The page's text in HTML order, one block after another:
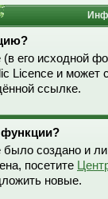
его исходной
Licence и
ссылке.
функции?
создано и
посетите
новые.